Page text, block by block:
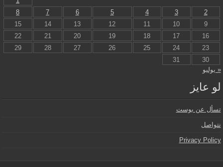
2
3
4
5
6
7
8
9
10
11
12
13
14
15
16
17
18
19
20
21
22
23
24
25
26
27
28
29
30
31
« يوليو
لو عايز
تسأل عن بوست
نتواصل
Privacy Policy